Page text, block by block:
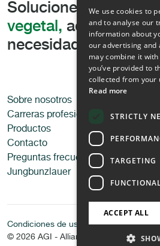
Soluciones líderesen
vegetal, adaptadas a
necesidades
Sobre nosotros
Carreras profesionales
Productos
Contacto
Preguntas frecuentes
Jungbunzlauer
Condiciones de uso
Política de
© 2026 AGI - Alliance Gums &
We use cookies to
and to analyse our
information about
our advertising and
may combine it
you’ve provided to
collected from your
Read more
STRICTLY
TARGETING
ACCEPT ALL